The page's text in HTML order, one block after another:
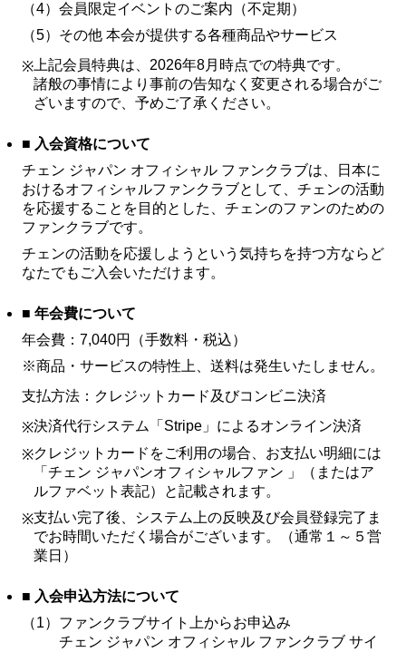
MEMBERSHIP CARD
メンバシップカード
CONTACT
お問い合わせ
（4） 会員限定イベントのご案内（不定期）
（5） その他 本会が提供する各種商品やサービス
※ 上記会員特典は、2026年8月時点での特典です。
諸般の事情により事前の告知なく変更される場合がご
ざいますので、予めご了承ください。
■ 入会資格について
チェン ジャパン オフィシャル ファンクラブは、日本に
おけるオフィシャルファンクラブとして、チェンの活動
を応援することを目的とした、チェンのファンのための
ファンクラブです。
チェンの活動を応援しようという気持ちを持つ方ならど
なたでもご入会いただけます。
■ 年会費について
年会費：7,040円（手数料・税込）
※商品・サービスの特性上、送料は発生いたしません。
支払方法：クレジットカード及びコンビニ決済
※決済代行システム「Stripe」によるオンライン決済
※クレジットカードをご利用の場合、お支払い明細には
「チェン ジャパンオフィシャルファン 」（またはア
ルファベット表記）と記載されます。
※支払い完了後、システム上の反映及び会員登録完了ま
でお時間いただく場合がございます。（通常１～５営
業日）
■ 入会申込方法について
（1） ファンクラブサイト上からお申込み
チェン ジャパン オフィシャル ファンクラブ サイ